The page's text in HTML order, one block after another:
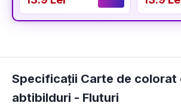
Specificații Carte de colorat
abtibilduri - Fluturi